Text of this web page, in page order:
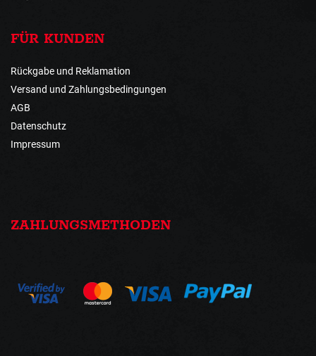
FÜR KUNDEN
Rückgabe und Reklamation
Versand und Zahlungsbedingungen
AGB
Datenschutz
Impressum
ZAHLUNGSMETHODEN